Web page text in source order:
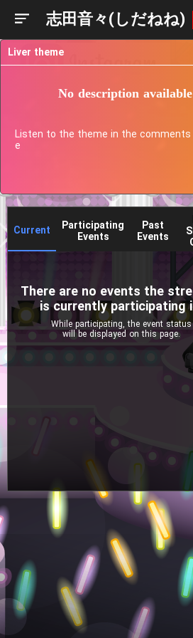
志田音々(しだねね)
Current
Participating
Events
Past
Events
There are no events the
is currently participating
While participating, the event status
will be displayed on this page.
Liver theme
No description
Listen to the theme in the comments
e